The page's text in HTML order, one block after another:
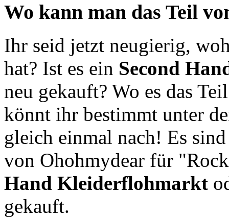
Wo kann man das Teil
Ihr seid jetzt neugierig,
hat? Ist es ein Second
neu gekauft? Wo es das
könnt ihr bestimmt unter
gleich einmal nach! Es
von Ohohmydear für
Hand Kleiderflohmarkt
gekauft.